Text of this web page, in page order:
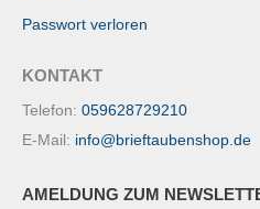
Passwort verloren
KONTAKT
Telefon: 059628729210
E-Mail: info@brieftaubenshop.de
AMELDUNG ZUM